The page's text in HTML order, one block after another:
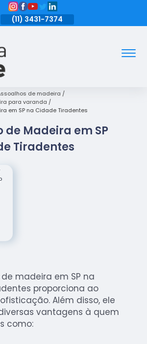
(11) 3431-7374
de madeira
para varanda
em SP na Cidade Tiradentes
de Madeira em SP
Tiradentes
de madeira em SP na
proporciona ao
Além disso, ele
vantagens à quem
como: